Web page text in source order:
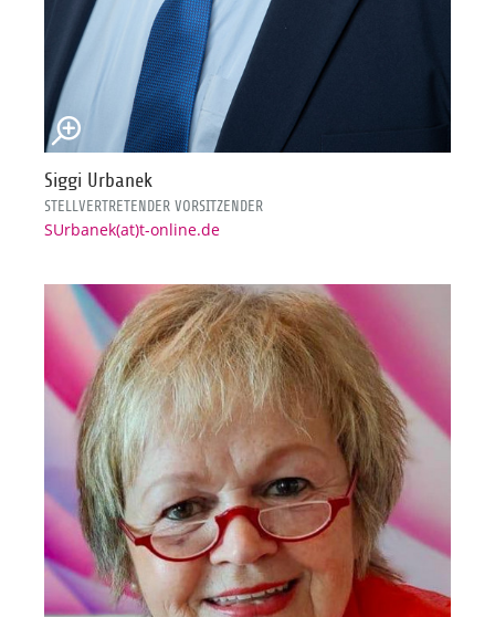
Siggi Urbanek
STELLVERTRETENDER VORSITZENDER
SUrbanek(at)t-online.de